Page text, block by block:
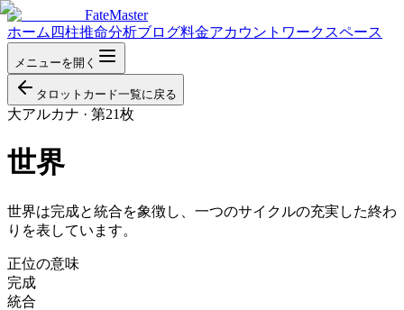
FateMaster
ホーム 四柱推命分析ブログ料金アカウント ワークスペース
メニューを開く
タロットカード一覧に戻る
大アルカナ · 第21枚
世界
世界は完成と統合を象徴し、一つのサイクルの充実した終わ
りを表しています。
正位の意味
完成
統合